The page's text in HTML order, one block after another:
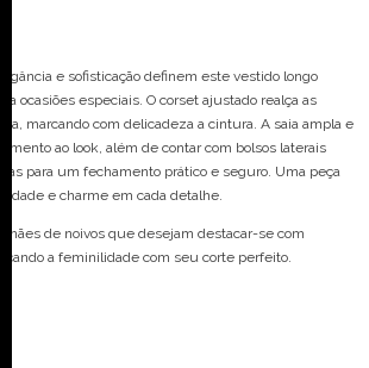
e sofisticação definem este vestido longo
ocasiões especiais. O corset ajustado realça as
marcando com delicadeza a cintura. A saia ampla e
ao look, além de contar com bolsos laterais
para um fechamento prático e seguro. Uma peça
e charme em cada detalhe.
mães de noivos que desejam destacar-se com
a feminilidade com seu corte perfeito.